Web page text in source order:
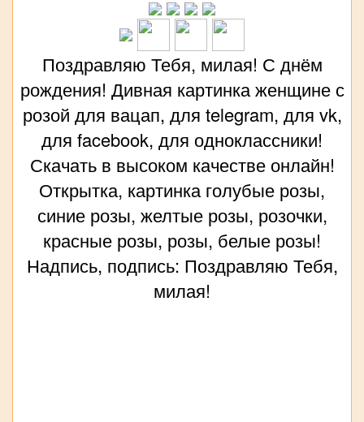
Поздравляю Тебя, милая! С днём
рождения! Дивная картинка женщине с
розой для вацап, для telegram, для vk,
для facebook, для одноклассники!
Скачать в высоком качестве онлайн!
Открытка, картинка голубые розы,
синие розы, желтые розы, розочки,
красные розы, розы, белые розы!
Надпись, подпись: Поздравляю Тебя,
милая!